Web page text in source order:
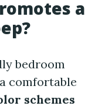
a
bedroom
comfortable
schemes